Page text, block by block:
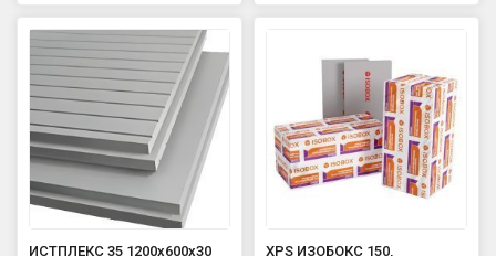
ИСТПЛЕКС 35 1200х600х30
XPS ИЗОБОКС 150,